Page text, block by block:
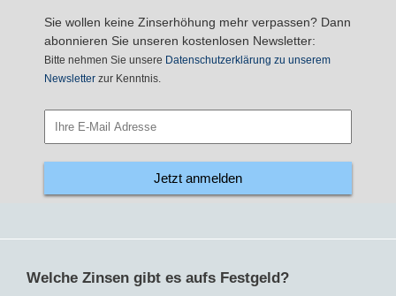
Sie wollen keine Zinserhöhung mehr verpassen? Dann
abonnieren Sie unseren kostenlosen Newsletter:
Bitte nehmen Sie unsere Datenschutzerklärung zu unserem
Newsletter zur Kenntnis.
Jetzt anmelden
Welche Zinsen gibt es aufs Festgeld?